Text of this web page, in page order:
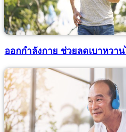
ออกกำลังกาย ช่วยลดเบาหวา